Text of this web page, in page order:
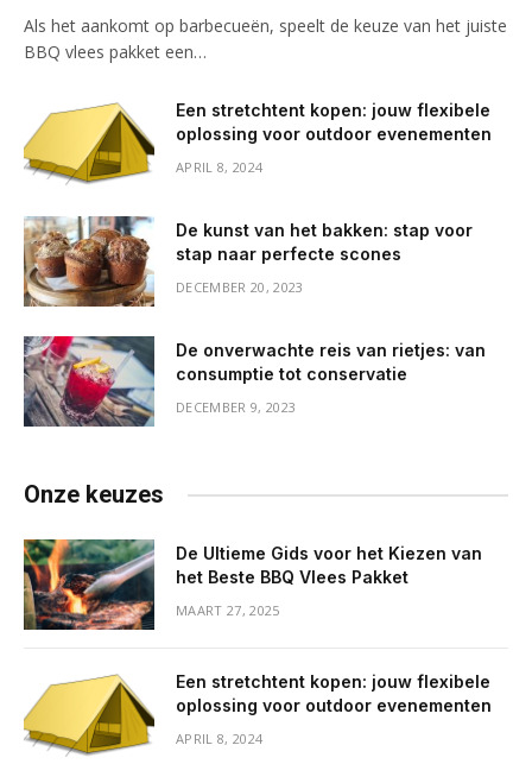
Als het aankomt op barbecueën, speelt de keuze van het juiste
BBQ vlees pakket een…
Een stretchtent kopen: jouw flexibele
oplossing voor outdoor evenementen
APRIL 8, 2024
De kunst van het bakken: stap voor
stap naar perfecte scones
DECEMBER 20, 2023
De onverwachte reis van rietjes: van
consumptie tot conservatie
DECEMBER 9, 2023
Onze keuzes
De Ultieme Gids voor het Kiezen van
het Beste BBQ Vlees Pakket
MAART 27, 2025
Een stretchtent kopen: jouw flexibele
oplossing voor outdoor evenementen
APRIL 8, 2024